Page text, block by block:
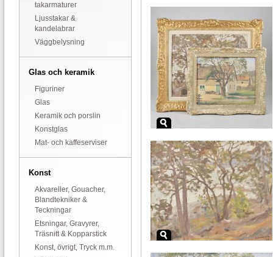
takarmaturer
Ljusstakar &
kandelabrar
Väggbelysning
Glas och keramik
Figuriner
Glas
Keramik och porslin
Konstglas
Mat- och kaffeserviser
Konst
Akvareller, Gouacher,
Blandtekniker &
Teckningar
Etsningar, Gravyrer,
Träsnitt & Kopparstick
Konst, övrigt, Tryck m.m.